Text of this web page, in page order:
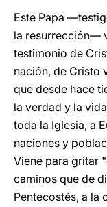
Este Papa
la resurrección—
testimonio de
nación, de Cristo
que desde hace
la verdad y la
toda la Iglesia, a
naciones y
Viene para gritar
caminos que de
Pentecostés, a la